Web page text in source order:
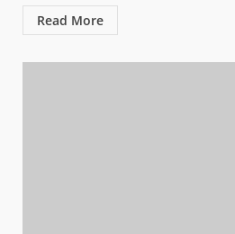
Read More